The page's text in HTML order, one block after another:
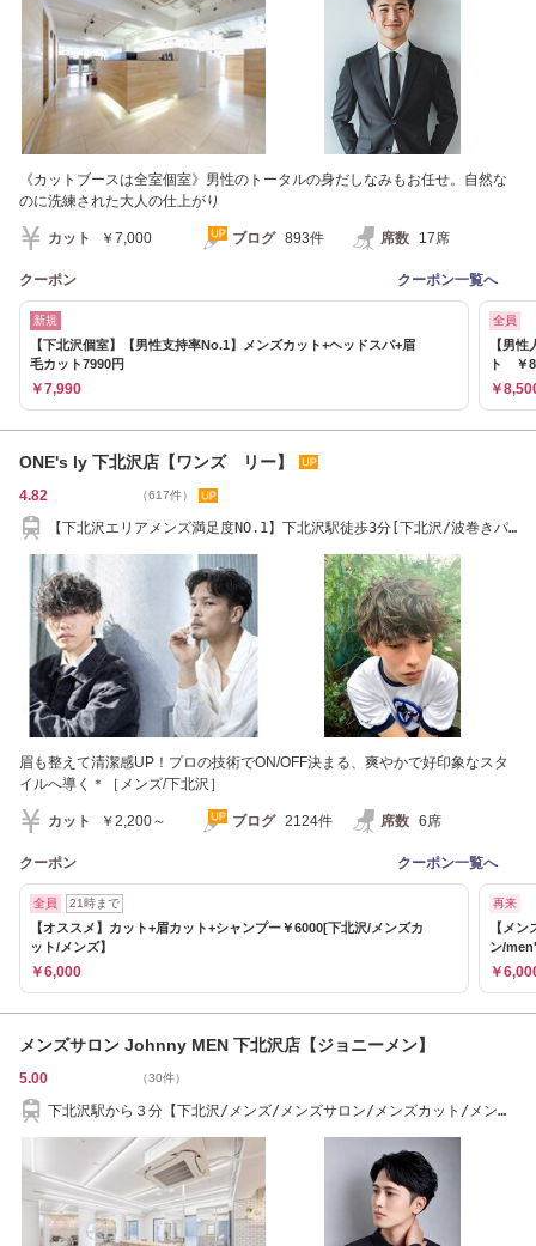
《カットブースは全室個室》男性のトータルの身だしなみもお任せ。自然な
のに洗練された大人の仕上がり
カット ￥7,000 ブログ 893件 席数 17席
クーポン クーポン一覧へ
新規
【下北沢個室】【男性支持率No.1】メンズカット+ヘッドスパ+眉
毛カット7990円
￥7,990
全員
【男
ト ￥
￥
ONE's ly 下北沢店【ワンズ リー】
4.82 （617件）
【下北沢エリアメンズ満足度NO.1】下北沢駅徒歩3分[下北沢/波巻きパ
眉も整えて清潔感UP！プロの技術でON/OFF決まる、爽やかで好印象なスタ
イルへ導く＊［メンズ/下北沢］
カット ￥2,200～ ブログ 2124件 席数 6席
クーポン クーポン一覧へ
全員 21時まで
【オススメ】カット+眉カット+シャンプー￥6000[下北沢/メンズカ
ット/メンズ】
￥6,000
再来
【メ
ン/
￥
メンズサロン Johnny MEN 下北沢店【ジョニーメン】
5.00 （30件）
下北沢駅から３分【下北沢/メンズ/メンズサロン/メンズカット/メンズ